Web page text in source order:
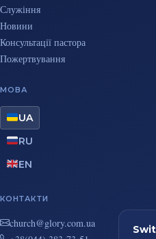
Служіння
Новини
Консультації пастора
Пожертвування
МОВА
UA
RU
EN
КОНТАКТИ
au.moc.yrolg@hcruhc